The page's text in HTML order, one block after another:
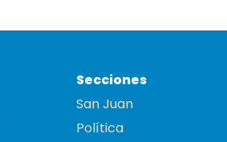
Secciones
San Juan
Política